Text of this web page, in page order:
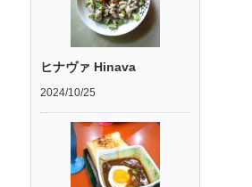
ヒナヴァ Hinava
2024/10/25